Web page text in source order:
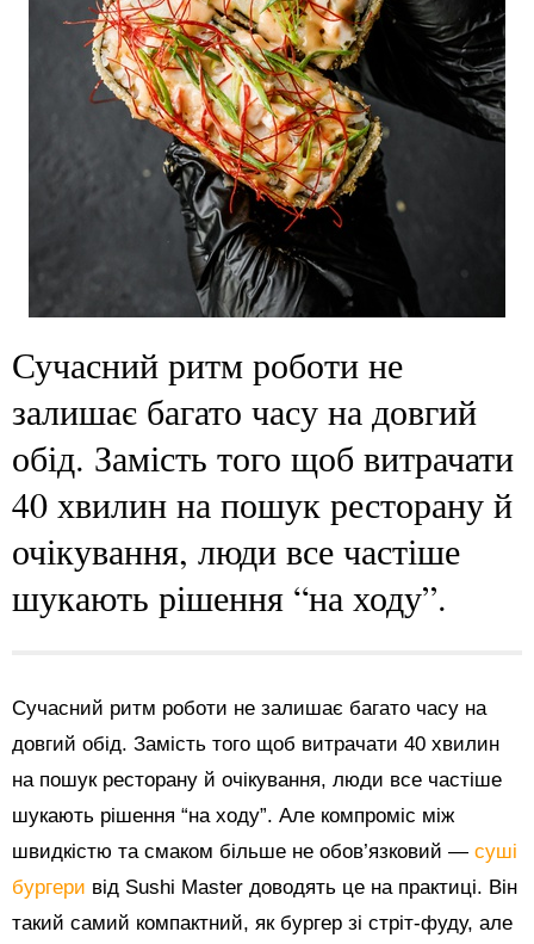
Сучасний ритм роботи не
залишає багато часу на довгий
обід. Замість того щоб витрачати
40 хвилин на пошук ресторану й
очікування, люди все частіше
шукають рішення “на ходу”.
Сучасний ритм роботи не залишає багато часу на
довгий обід. Замість того щоб витрачати 40 хвилин
на пошук ресторану й очікування, люди все частіше
шукають рішення “на ходу”. Але компроміс між
швидкістю та смаком більше не обов’язковий — суші
бургери від Sushi Master доводять це на практиці. Він
такий самий компактний, як бургер зі стріт-фуду, але